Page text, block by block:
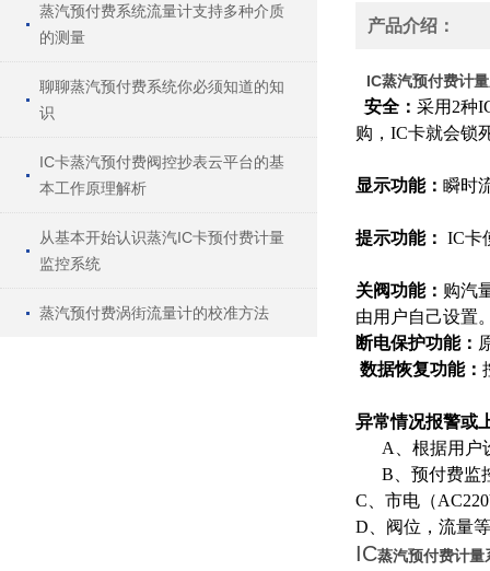
蒸汽预付费系统流量计支持多种介质
的测量
聊聊蒸汽预付费系统你必须知道的知
识
IC卡蒸汽预付费阀控抄表云平台的基
本工作原理解析
从基本开始认识蒸汽IC卡预付费计量
监控系统
蒸汽预付费涡街流量计的校准方法
产品介绍：
IC蒸汽预付费计
安全： 采用 2种
购， IC卡就会锁
显示功能： 瞬时
提示功能： IC卡
关阀功能： 购汽
由用户自己设置
断电保护功能：
数据恢复功能：
异常情况报警或
A、根据用户
B、预付费监
C、市电（
D、阀位，流量
IC蒸汽预付费计量